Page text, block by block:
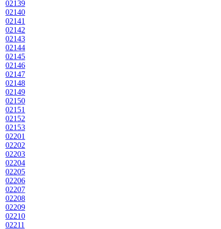
02139
02140
02141
02142
02143
02144
02145
02146
02147
02148
02149
02150
02151
02152
02153
02201
02202
02203
02204
02205
02206
02207
02208
02209
02210
02211